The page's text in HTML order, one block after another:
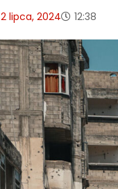
2 lipca, 2024 12:38